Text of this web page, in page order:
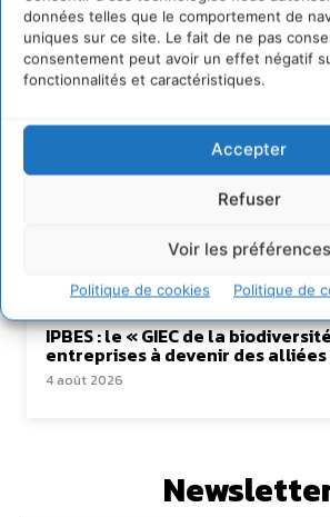
données telles que le comportement de
uniques sur ce site. Le fait de ne pas
consentement peut avoir un effet négatif
fonctionnalités et caractéristiques.
Accepter
Refuser
Voir les préférences
Politique de cookies Politique de
Lire aussi
Transformer les territoires par
d’Accompagnement des
Soutenir un pastoralisme
socio-écosystèmes résilients
S’inspirer de l’arbre pour un
économique régénératif du
5 août 2026
IPBES : le « GIEC de la
entreprises à devenir des
4 août 2026